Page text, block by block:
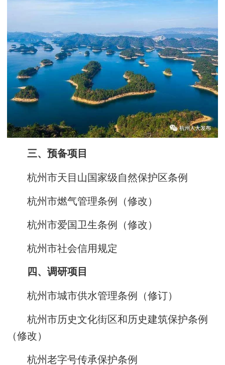
三、预备项目
杭州市天目山国家级自然保护区条例
杭州市燃气管理条例（修改）
杭州市爱国卫生条例（修改）
杭州市社会信用规定
四、调研项目
杭州市城市供水管理条例（修订）
杭州市历史文化街区和历史建筑保护条例
（修改）
杭州老字号传承保护条例